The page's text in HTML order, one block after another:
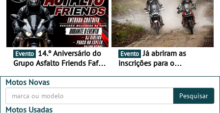
Evento
Grupo Asfalto Friends Fafe,
2026
Evento Já abriram as
inscrições para o
Motos Novas
Pesquisar
Motos Usadas